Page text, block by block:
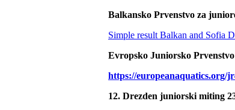
Balkansko Prvenstvo za
Simple result Balkan and Sofia
Evropsko Juniorsko
https://europeanaquatics.org/
12. Drezden juniorski miting